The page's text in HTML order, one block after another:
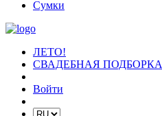
Сумки
ЛЕТО!
СВАДЕБНАЯ ПОДБОРКА
Войти